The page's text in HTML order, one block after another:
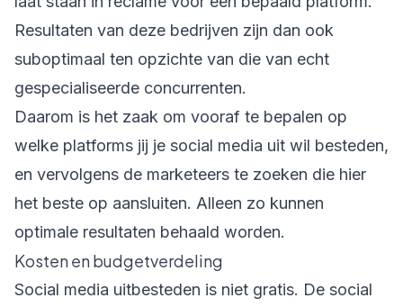
Resultaten van deze bedrijven zijn dan ook
suboptimaal ten opzichte van die van echt
gespecialiseerde concurrenten.
Daarom is het zaak om vooraf te bepalen op
welke platforms jij je social media uit wil besteden,
en vervolgens de marketeers te zoeken die hier
het beste op aansluiten. Alleen zo kunnen
optimale resultaten behaald worden.
Kosten en budgetverdeling
Social media uitbesteden is niet gratis. De social